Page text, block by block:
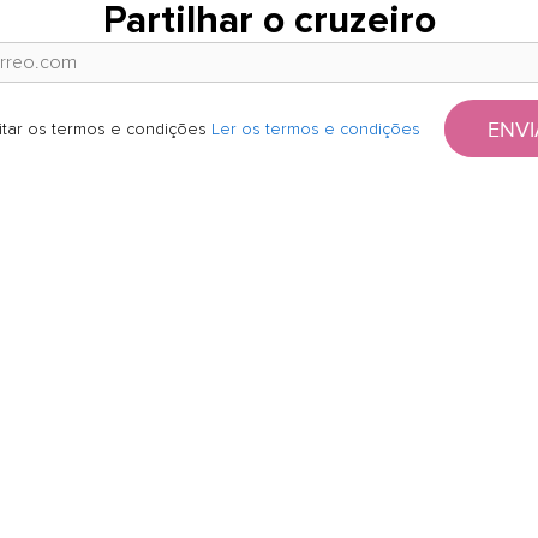
Partilhar o cruzeiro
os termos e condições Ler os termos e condições